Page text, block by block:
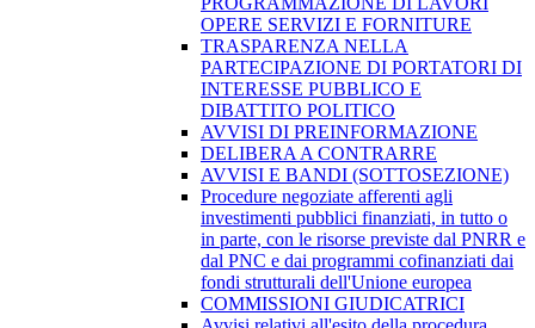
OPERE SERVIZI E FORNITURE
TRASPARENZA NELLA
PARTECIPAZIONE DI PORTATORI DI
INTERESSE PUBBLICO E
DIBATTITO POLITICO
AVVISI DI PREINFORMAZIONE
DELIBERA A CONTRARRE
AVVISI E BANDI (SOTTOSEZIONE)
Procedure negoziate afferenti agli
investimenti pubblici finanziati, in tutto o
in parte, con le risorse previste dal PNRR e
dal PNC e dai programmi cofinanziati dai
fondi strutturali dell'Unione europea
COMMISSIONI GIUDICATRICI